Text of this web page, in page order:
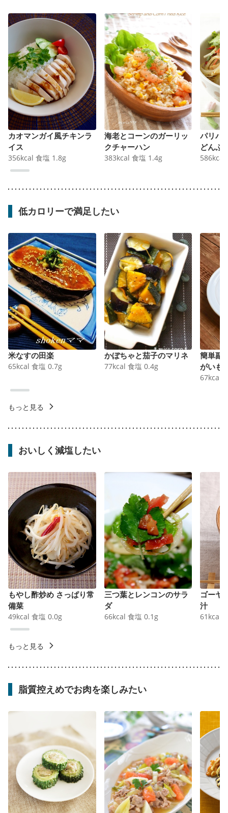
カオマンガイ風チキンラ
イス
356kcal 食塩 1.8g
海老とコーンのガーリッ
クチャーハン
383kcal 食塩 1.4g
パリパ
どんぶ
586kcal
低カロリーで満足したい
米なすの田楽
65kcal 食塩 0.7g
かぼちゃと茄子のマリネ
77kcal 食塩 0.4g
簡単副
がいも
67kcal
もっと見る
おいしく減塩したい
もやし酢炒め さっぱり常
備菜
49kcal 食塩 0.0g
三つ葉とレンコンのサラ
ダ
66kcal 食塩 0.1 g
ゴーヤ
汁
61 kcal
もっと見る
脂質控えめでお肉を楽しみたい